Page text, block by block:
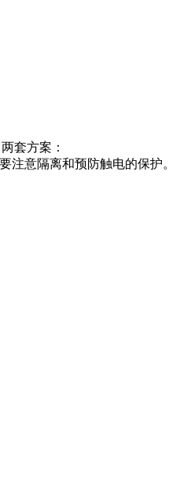
套方案：
注意隔离和预防触电的保护。